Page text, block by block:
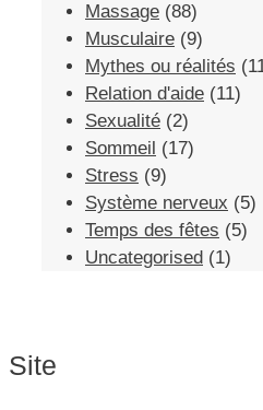
Massage (88)
Musculaire (9)
Mythes ou réalités
Relation d'aide (11)
Sexualité (2)
Sommeil (17)
Stress (9)
Système nerveux (5)
Temps des fêtes (5)
Uncategorised (1)
Site